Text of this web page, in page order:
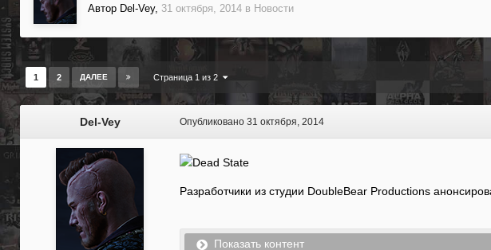
Автор Del-Vey, 31 октября, 2014 в Новости
1 2 ДАЛЕЕ Страница 1 из 2
Del-Vey Опубликовано 31 октября, 2014
Разработчики из студии DoubleBear Productions
Показать контент